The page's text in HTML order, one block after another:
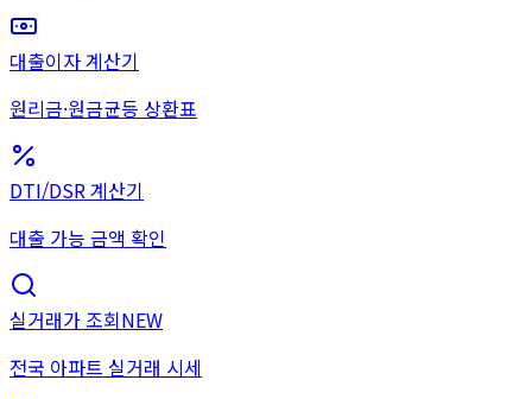
대출이자 계산기
원리금·원금균등 상환표
DTI/DSR 계산기
대출 가능 금액 확인
실거래가 조회NEW
전국 아파트 실거래 시세